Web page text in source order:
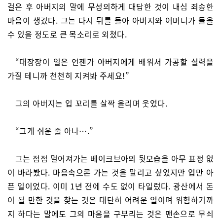
걸은 후 아버지의 말에 무성의하게 대답한 것이 내심 죄송한
마음이 생겼다. 그는 다시 뒤를 돌아 아버지와 어머니가 들을
수 있을 정도로 큰 목소리로 외쳤다.
“대장장이 일은 언젠가 아버지에게 배워서 가공할 실력을
가질 테니까 천천히 지켜봐 주세요!”
그의 아버지는 입 꼬리를 살짝 올리며 웃었다.
“그게 쉬운 줄 아나….”
그는 점점 멀어져가는 베이크브아의 뒷모습을 아무 표정 없
이 바라봤다. 마음속으론 가는 것을 말리고 싶었지만 입만 아
픈 일이었다. 이미 1년 전에 수도 없이 타일렀다. 광산에서 돈
이 될 만한 것을 찾는 것은 대단히 어려운 일이며 위험하기까
지 하다는 말에도 그의 마음을 구부리는 것은 맨손으로 무쇠